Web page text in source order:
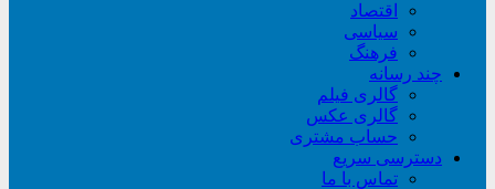
اقتصاد
سیاسی
فرهنگ
چند رسانه
گالری فیلم
گالری عکس
حساب مشتری
دسترسی سریع
تماس با ما